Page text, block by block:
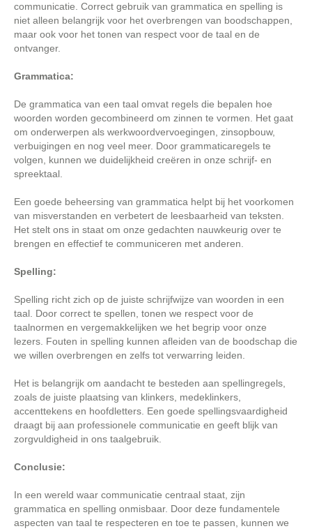
communicatie. Correct gebruik van grammatica en spelling is
niet alleen belangrijk voor het overbrengen van boodschappen,
maar ook voor het tonen van respect voor de taal en de
ontvanger.
Grammatica:
De grammatica van een taal omvat regels die bepalen hoe
woorden worden gecombineerd om zinnen te vormen. Het gaat
om onderwerpen als werkwoordvervoegingen, zinsopbouw,
verbuigingen en nog veel meer. Door grammaticaregels te
volgen, kunnen we duidelijkheid creëren in onze schrijf- en
spreektaal.
Een goede beheersing van grammatica helpt bij het voorkomen
van misverstanden en verbetert de leesbaarheid van teksten.
Het stelt ons in staat om onze gedachten nauwkeurig over te
brengen en effectief te communiceren met anderen.
Spelling:
Spelling richt zich op de juiste schrijfwijze van woorden in een
taal. Door correct te spellen, tonen we respect voor de
taalnormen en vergemakkelijken we het begrip voor onze
lezers. Fouten in spelling kunnen afleiden van de boodschap die
we willen overbrengen en zelfs tot verwarring leiden.
Het is belangrijk om aandacht te besteden aan spellingregels,
zoals de juiste plaatsing van klinkers, medeklinkers,
accenttekens en hoofdletters. Een goede spellingsvaardigheid
draagt bij aan professionele communicatie en geeft blijk van
zorgvuldigheid in ons taalgebruik.
Conclusie:
In een wereld waar communicatie centraal staat, zijn
grammatica en spelling onmisbaar. Door deze fundamentele
aspecten van taal te respecteren en toe te passen, kunnen we